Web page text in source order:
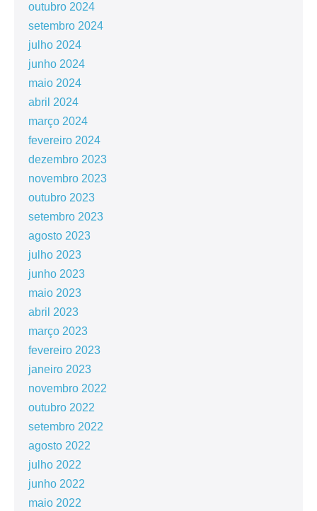
outubro 2024
setembro 2024
julho 2024
junho 2024
maio 2024
abril 2024
março 2024
fevereiro 2024
dezembro 2023
novembro 2023
outubro 2023
setembro 2023
agosto 2023
julho 2023
junho 2023
maio 2023
abril 2023
março 2023
fevereiro 2023
janeiro 2023
novembro 2022
outubro 2022
setembro 2022
agosto 2022
julho 2022
junho 2022
maio 2022